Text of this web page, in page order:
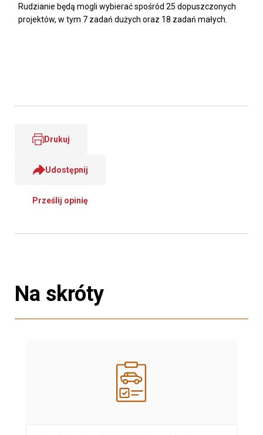
Rudzianie będą mogli wybierać spośród 25 dopuszczonych
projektów, w tym 7 zadań dużych oraz 18 zadań małych.
Drukuj
Udostępnij
Prześlij opinię
Na skróty